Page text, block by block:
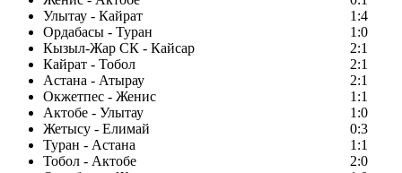
Улытау - Кайрат
1:4
Ордабасы - Туран
1:0
Кызыл-Жар СК - Кайсар
2:1
Кайрат - Тобол
2:1
Астана - Атырау
2:1
Окжетпес - Женис
1:1
Актобе - Улытау
1:0
Жетысу - Елимай
0:3
Туран - Астана
1:1
Тобол - Актобе
2:0